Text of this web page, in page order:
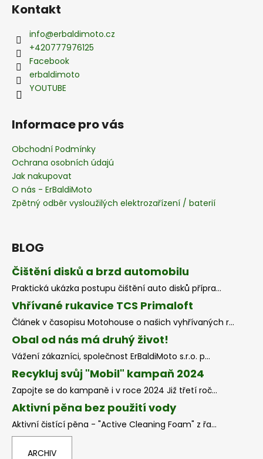
Kontakt
info@erbaldimoto.cz
+420777976125
Facebook
erbaldimoto
YOUTUBE
Informace pro vás
Obchodní Podmínky
Ochrana osobních údajú
Jak nakupovat
O nás - ErBaldiMoto
Zpětný odběr vysloužilých elektrozařízení / baterií
BLOG
Čištění disků a brzd automobilu
Praktická ukázka postupu čištění auto disků přípra...
Vhřívané rukavice TCS Primaloft
Článek v časopisu Motohouse o našich vyhřívaných r...
Obal od nás má druhý život!
Vážení zákazníci, společnost ErBaldiMoto s.r.o. p...
Recykluj svůj "Mobil" kampaň 2024
Zapojte se do kampaně i v roce 2024 Již třetí roč...
Aktivní pěna bez použití vody
Aktivní čistící pěna - "Active Cleaning Foam" z řa...
ARCHIV